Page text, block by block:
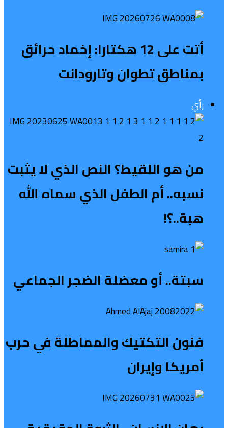
أتت على 12 هكتارا: إخماد حرائق
بمناطق تطوان وتارودانت
رأي
من هو اللقيط؟ النص الذي لا يثبت
نسبه.. أم الطفل الذي سماه الله
هبة..؟!
سبتة.. أو معضلة الضجر الجماعي
فنون التكتيك والمماطلة في حرب
أمريكا وإيران